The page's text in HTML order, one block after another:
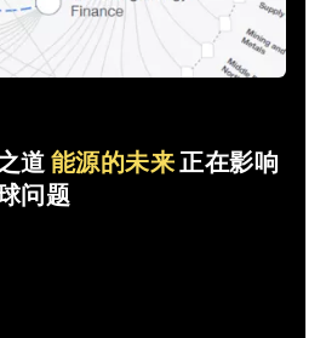
道能源的未来正在影响
问题